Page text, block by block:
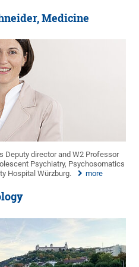
Medicine
Deputy director and W2 Professor
Psychiatry, Psychosomatics
Hospital Würzburg.
more